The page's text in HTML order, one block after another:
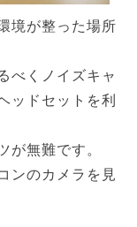
境が整った場所
べくノイズキャ
ッドセットを利
が無難です。
ンのカメラを見